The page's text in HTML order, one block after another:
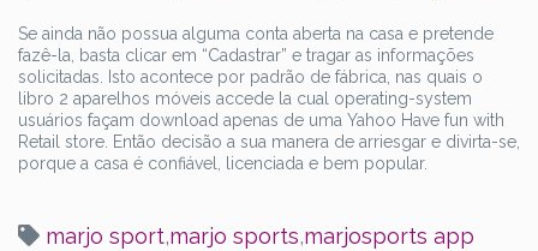
Se ainda não possua alguma conta aberta na casa e pretende
fazê-la, basta clicar em “Cadastrar” e tragar as informações
solicitadas. Isto acontece por padrão de fábrica, nas quais o
libro 2 aparelhos móveis accede la cual operating-system
usuários façam download apenas de uma Yahoo Have fun with
Retail store. Então decisão a sua manera de arriesgar e divirta-se,
porque a casa é confiável, licenciada e bem popular.
marjo sport,marjo sports,marjosports app